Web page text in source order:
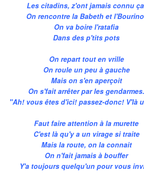
Les citadins, z'ont jamais connu
On rencontre la Babeth et
On va boire l'ratafia
Dans des p'tits pots
On repart tout en vrille
On roule un peu à gauche
Mais on s'en aperçoit
On s'fait arrêter par les
"Ah! vous êtes d'ici! passez-donc! V'là
Faut faire attention à la murette
C'est là qu'y a un virage si traite
Mais la route, on la connait
On n'fait jamais à bouffer
Y'a toujours quelqu'un pour vous